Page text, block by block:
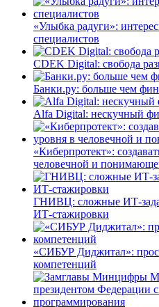
«Улыбка радуги»:
специалистов
CDEK Digital: свобода
Банки.ру: больше чем
Alfa Digital: нескучный
«Киберпротект»:
человечной и
ГНИВЦ: сложные
ИТ‑стажировки
«СИБУР Диджитал»:
компетенций